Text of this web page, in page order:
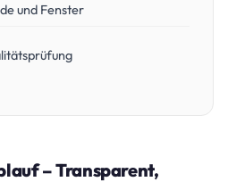
und Fenster
– Transparent,